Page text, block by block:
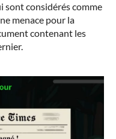
sont considérés comme
menace pour la
contenant les